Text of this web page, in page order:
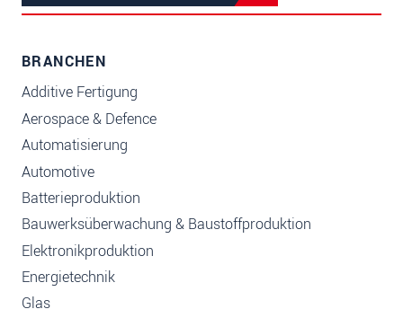
BRANCHEN
Additive Fertigung
Aerospace & Defence
Automatisierung
Automotive
Batterieproduktion
Bauwerksüberwachung & Baustoffproduktion
Elektronikproduktion
Energietechnik
Glas